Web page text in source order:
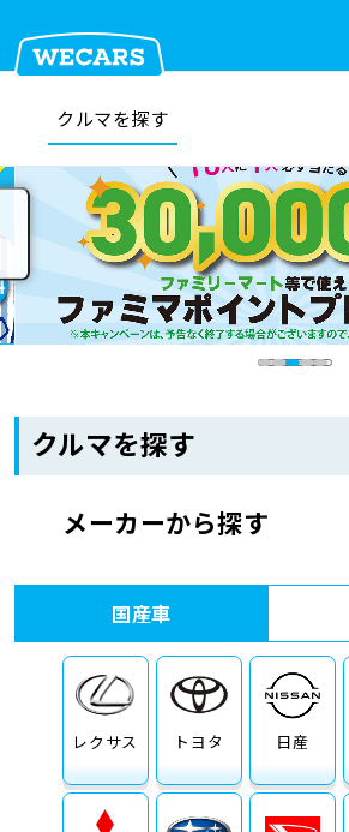
在庫検索
クルマを探す
クルマを売る
車検見積
車検料金・メニュー
品質管理とサポート体制
お役立ち情報
お問い合わせ
クルマを探す
クルマを探す
メーカーから探す
国産車
レクサス トヨタ 日産